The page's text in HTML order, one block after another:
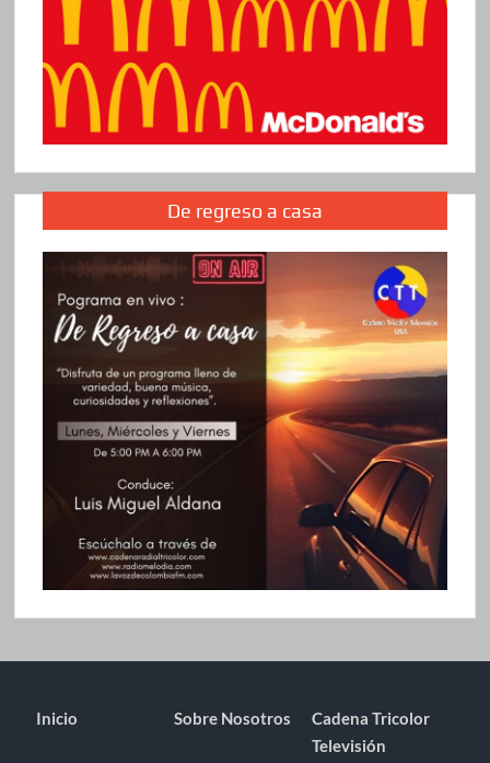
De regreso a casa
Inicio Sobre Nosotros
Cadena Tricolor
Televisión